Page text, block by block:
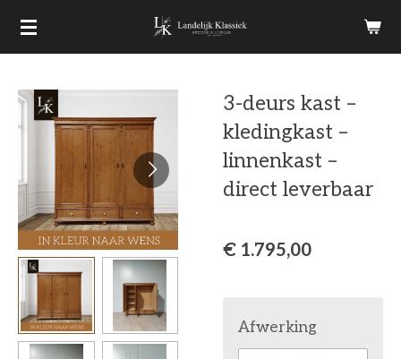
Ga
direct
de
hoofdinhoud
3-deurs kast –
kledingkast –
linnenkast –
direct leverbaar
€ 1.795,00
Afwerking